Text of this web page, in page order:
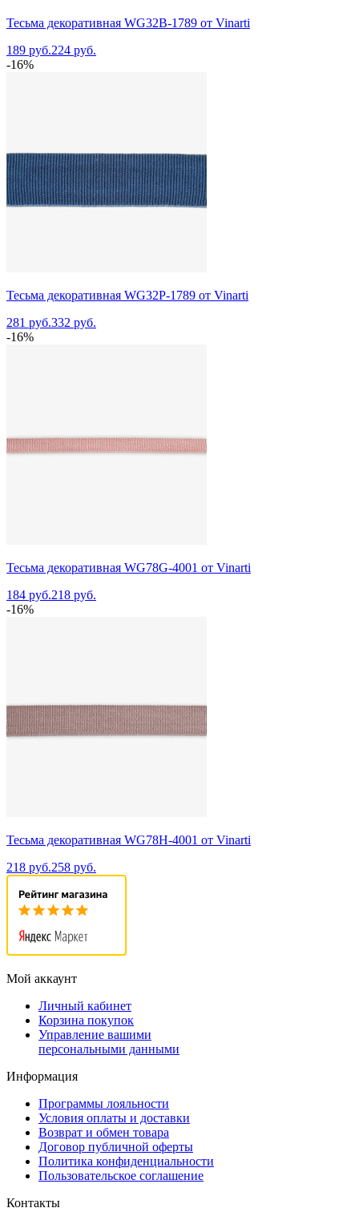
Тесьма декоративная WG32B-1789 от Vinarti
189 руб.224 руб.
-16%
Тесьма декоративная WG32P-1789 от Vinarti
281 руб.332 руб.
-16%
Тесьма декоративная WG78G-4001 от Vinarti
184 руб.218 руб.
-16%
Тесьма декоративная WG78H-4001 от Vinarti
218 руб.258 руб.
Мой аккаунт
Личный кабинет
Корзина покупок
Управление вашими
персональными данными
Информация
Программы лояльности
Условия оплаты и доставки
Возврат и обмен товара
Договор публичной оферты
Политика конфиденциальности
Пользовательское соглашение
Контакты